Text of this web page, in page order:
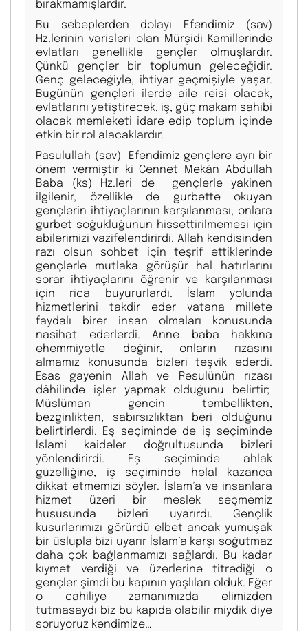
bırakmamışlardır.
Bu sebeplerden dolayı Efendimiz (sav)
Hz.lerinin varisleri olan Mürşidi Kamillerinde
evlatları genellikle gençler olmuşlardır.
Çünkü gençler bir toplumun geleceğidir.
Genç geleceğiyle, ihtiyar geçmişiyle yaşar.
Bugünün gençleri ilerde aile reisi olacak,
evlatlarını yetiştirecek, iş, güç makam sahibi
olacak memleketi idare edip toplum içinde
etkin bir rol alacaklardır.
Rasulullah (sav) Efendimiz gençlere ayrı bir
önem vermiştir ki Cennet Mekân Abdullah
Baba (ks) Hz.leri de gençlerle yakinen
ilgilenir, özellikle de gurbette okuyan
gençlerin ihtiyaçlarının karşılanması, onlara
gurbet soğukluğunun hissettirilmemesi için
abilerimizi vazifelendirirdi. Allah kendisinden
razı olsun sohbet için teşrif ettiklerinde
gençlerle mutlaka görüşür hal hatırlarını
sorar ihtiyaçlarını öğrenir ve karşılanması
için rica buyururlardı. İslam yolunda
hizmetlerini takdir eder vatana millete
faydalı birer insan olmaları konusunda
nasihat ederlerdi. Anne baba hakkına
ehemmiyetle değinir, onların rızasını
almamız konusunda bizleri teşvik ederdi.
Esas gayenin Allah ve Resulünün rızası
dâhilinde işler yapmak olduğunu belirtir;
Müslüman gencin tembellikten,
bezginlikten, sabırsızlıktan beri olduğunu
belirtirlerdi. Eş seçiminde de iş seçiminde
İslami kaideler doğrultusunda bizleri
yönlendirirdi. Eş seçiminde ahlak
güzelliğine, iş seçiminde helal kazanca
dikkat etmemizi söyler. İslam’a ve insanlara
hizmet üzeri bir meslek seçmemiz
hususunda bizleri uyarırdı. Gençlik
kusurlarımızı görürdü elbet ancak yumuşak
bir üslupla bizi uyarır İslam’a karşı soğutmaz
daha çok bağlanmamızı sağlardı. Bu kadar
kıymet verdiği ve üzerlerine titrediği o
gençler şimdi bu kapının yaşlıları olduk. Eğer
o cahiliye zamanımızda elimizden
tutmasaydı biz bu kapıda olabilir miydik diye
soruyoruz kendimize…